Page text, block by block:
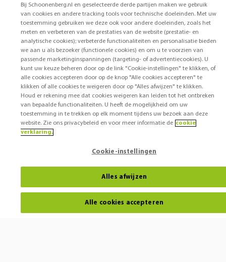
Bij Schoonenberg.nl en geselecteerde derde partijen maken we gebruik
van cookies en andere tracking tools voor technische doeleinden. Met uw
toestemming gebruiken we deze ook voor andere doeleinden, zoals het
meten en verbeteren van de prestaties van de website (prestatie- en
analytische cookies); verbeterde functionaliteiten en personalisatie bieden
we aan u als bezoeker (functionele cookies) en om u te voorzien van
passende marketinginspanningen (targeting- of advertentiecookies). U
kunt uw keuze beheren door op de link "Cookie-instellingen" te klikken, of
alle cookies accepteren door op de knop "Alle cookies accepteren" te
klikken of alle cookies te weigeren door op "Alles afwijzen" te klikken.
Houd er rekening mee dat cookies weigeren kan leiden tot het ontbreken
van bepaalde functionaliteiten. U heeft de mogelijkheid om uw
toestemming in te trekken op elk moment tijdens uw bezoek aan deze
website. Zie ons privacybeleid en voor meer informatie de cookie
verklaring.
Cookie-instellingen
Alles afwijzen
Alle cookies accepteren